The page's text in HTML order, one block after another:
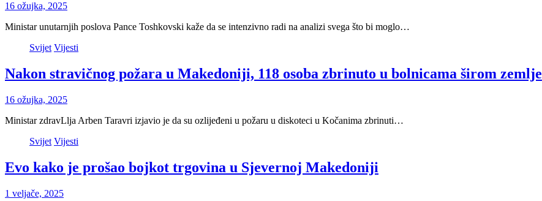
16 ožujka, 2025
Ministar unutarnjih poslova Pance Toshkovski kaže da se intenzivno radi na analizi svega što bi moglo…
Svijet Vijesti
Nakon stravičnog požara u Makedoniji, 118 osoba zbrinuto u bolnicama širom zemlje
16 ožujka, 2025
Ministar zdravLlja Arben Taravri izjavio je da su ozlijeđeni u požaru u diskoteci u Kočanima zbrinuti…
Svijet Vijesti
Evo kako je prošao bojkot trgovina u Sjevernoj Makedoniji
1 veljače, 2025